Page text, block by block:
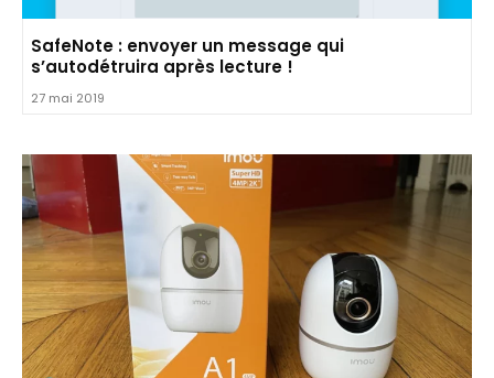
SafeNote : envoyer un message qui
s’autodétruira après lecture !
27 mai 2019